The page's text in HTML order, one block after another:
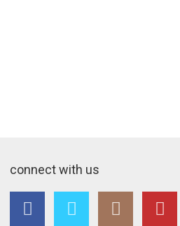
connect with us